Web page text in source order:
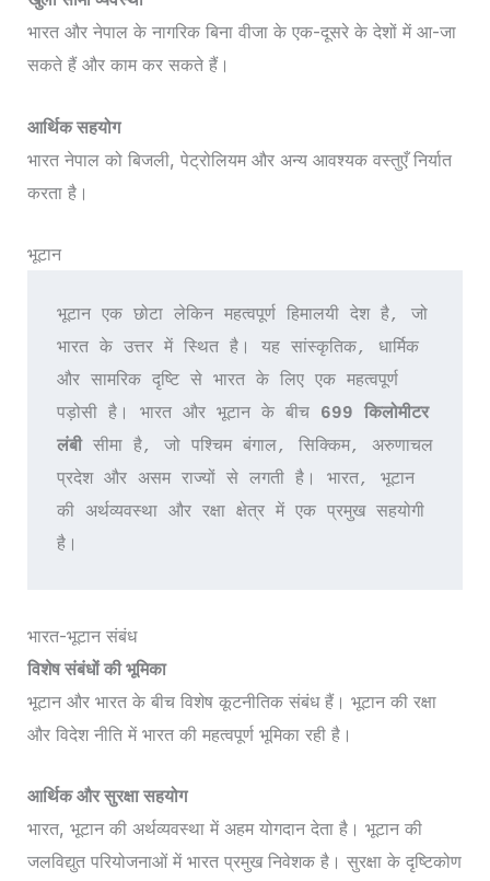
भारत और नेपाल के नागरिक बिना वीजा के एक-दूसरे के देशों में आ-जा
सकते हैं और काम कर सकते हैं।
आर्थिक सहयोग
भारत नेपाल को बिजली, पेट्रोलियम और अन्य आवश्यक वस्तुएँ निर्यात
करता है।
भूटान
भूटान एक छोटा लेकिन महत्वपूर्ण हिमालयी देश है, जो
भारत के उत्तर में स्थित है। यह सांस्कृतिक, धार्मिक
और सामरिक दृष्टि से भारत के लिए एक महत्वपूर्ण
पड़ोसी है। भारत और भूटान के बीच 699 किलोमीटर
लंबी सीमा है, जो पश्चिम बंगाल, सिक्किम, अरुणाचल
प्रदेश और असम राज्यों से लगती है। भारत, भूटान
की अर्थव्यवस्था और रक्षा क्षेत्र में एक प्रमुख सहयोगी
है।
भारत-भूटान संबंध
विशेष संबंधों की भूमिका
भूटान और भारत के बीच विशेष कूटनीतिक संबंध हैं। भूटान की रक्षा
और विदेश नीति में भारत की महत्वपूर्ण भूमिका रही है।
आर्थिक और सुरक्षा सहयोग
भारत, भूटान की अर्थव्यवस्था में अहम योगदान देता है। भूटान की
जलविद्युत परियोजनाओं में भारत प्रमुख निवेशक है। सुरक्षा के दृष्टिकोण